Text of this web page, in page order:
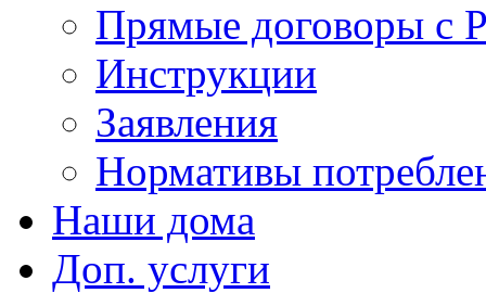
Прямые договоры с
Инструкции
Заявления
Нормативы
Наши дома
Доп. услуги